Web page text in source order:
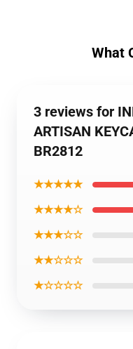
What
3 reviews for
ARTISAN
BR2812
★★★★★
★★★★☆
★★★☆☆
★★☆☆☆
★☆☆☆☆